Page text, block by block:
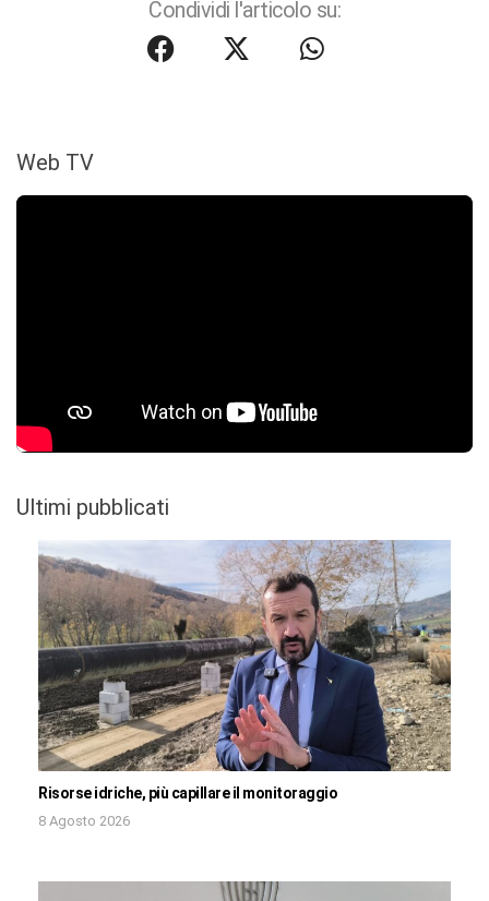
Condividi l'articolo su:
Web TV
Ultimi pubblicati
Risorse idriche, più capillare il monitoraggio
8 Agosto 2026